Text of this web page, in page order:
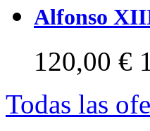
Alfonso
120,00 €
Todas las